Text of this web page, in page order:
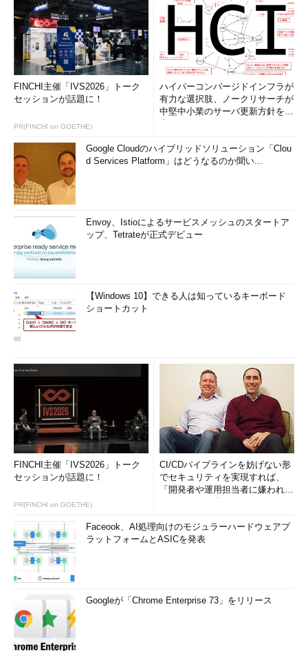
FINCHI主催「IVS2026」トーク
セッションが話題に！
PR(FINCHI on GOETHE)
ハイパーコンバージドインフラが
有力な選択肢、ノークリサーチが
中堅中小業のサーバ更新方針を調
Google Cloudのハイブリッドソリューション「Clou
d Services Platform」はどうなるのか聞い...
Envoy、Istioによるサービスメッシュのスタートア
ップ、Tetrateが正式デビュー
【Windows 10】できる人は知っているキーボード
ショートカット
FINCHI主催「IVS2026」トーク
セッションが話題に！
PR(FINCHI on GOETHE)
CI/CDパイプラインを妨げない形
でセキュリティを実現すれば、
「開発者や運用担当者に嫌われな
Faceook、AI処理向けのモジュラーハードウェアプ
ラットフォームとASICを発表
Googleが「Chrome Enterprise 73」をリリース